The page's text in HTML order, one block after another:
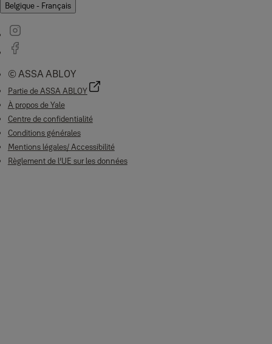
Belgique - Français
© ASSA ABLOY
Partie de ASSA ABLOY
À propos de Yale
Centre de confidentialité
Conditions générales
Mentions légales/ Accessibilité
Règlement de l’UE sur les données